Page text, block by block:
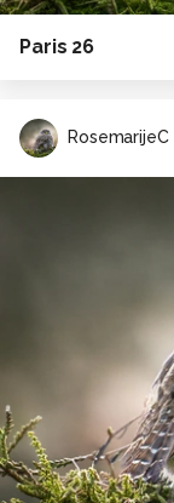
Paris 26
RosemarijeC